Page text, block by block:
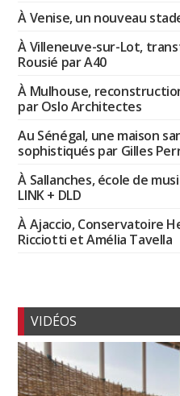
À Venise, un nouveau
À Villeneuve-sur-Lot,
Rousié par A40
À Mulhouse,
par Oslo Architectes
Au Sénégal, une maison
sophistiqués par Gilles
À Sallanches, école de
LINK + DLD
À Ajaccio, Conservatoire
Ricciotti et Amélia Tavella
VIDÉOS